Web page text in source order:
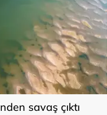
savaş çıktı